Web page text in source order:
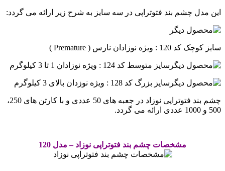
این مدل چشم بند فتوتراپی در سه سایز به شرح زیر ارائه می گردد:
سایز کوچک کد 120 : ویژه نوزادان نارس ( Premature )
سایز متوسط کد 124 : ویژه نوزادان 1 تا 3 کیلوگرم
سایز بزرگ کد 128 : ویژه نوزدان بالای 3 کیلوگرم
چشم بند فتوتراپی نوزاد در جعبه های 50 عددی و با کارتن های 250،
500 و 1000 عددی ارائه می گردد.
مشخصات چشم بند فتوتراپی نوزاد – مدل 120